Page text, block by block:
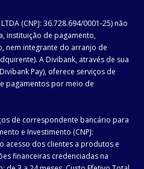
(CNPJ: 36.728.694/0001-25) não
instituição de pagamento,
nem integrante do arranjo de
A Divibank, através de sua
Pay), oferece serviços de
pagamentos por meio de
de correspondente bancário para
e Investimento (CNPJ:
acesso dos clientes a produtos e
financeiras credenciadas na